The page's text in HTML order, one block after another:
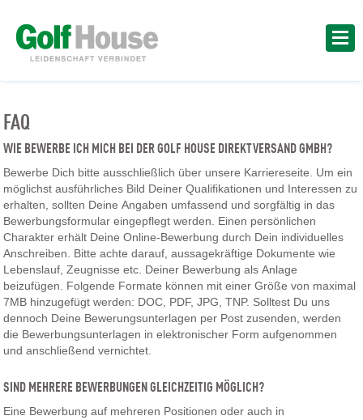
FAQ
WIE BEWERBE ICH MICH BEI DER GOLF HOUSE DIREKTVERSAND GMBH?
Bewerbe Dich bitte ausschließlich über unsere Karriereseite. Um ein
möglichst ausführliches Bild Deiner Qualifikationen und Interessen zu
erhalten, sollten Deine Angaben umfassend und sorgfältig in das
Bewerbungsformular eingepflegt werden. Einen persönlichen
Charakter erhält Deine Online-Bewerbung durch Dein individuelles
Anschreiben. Bitte achte darauf, aussagekräftige Dokumente wie
Lebenslauf, Zeugnisse etc. Deiner Bewerbung als Anlage
beizufügen. Folgende Formate können mit einer Größe von maximal
7MB hinzugefügt werden: DOC, PDF, JPG, TNP. Solltest Du uns
dennoch Deine Bewerungsunterlagen per Post zusenden, werden
die Bewerbungsunterlagen in elektronischer Form aufgenommen
und anschließend vernichtet.
SIND MEHRERE BEWERBUNGEN GLEICHZEITIG MÖGLICH?
Eine Bewerbung auf mehreren Positionen oder auch in